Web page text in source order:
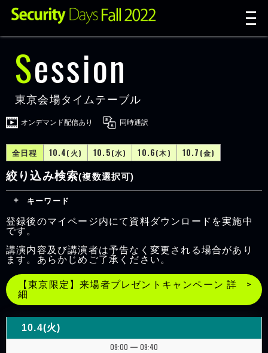
Session
東京会場タイムテーブル
全日程 10.4(火) 10.5(水) 10.6(木) 10.7 (金)
オンデマンド配信あり 同時通訳
絞り込み検索(複数選択可)
キーワード
登録後のマイページ内にて資料ダウンロードを実施中
です。
講演内容及び講演者は予告なく変更される場合があり
ます。あらかじめご了承ください。
【東京限定】来場者プレゼントキャンペーン 詳
細
10.4(火)
09:00
| 09:40